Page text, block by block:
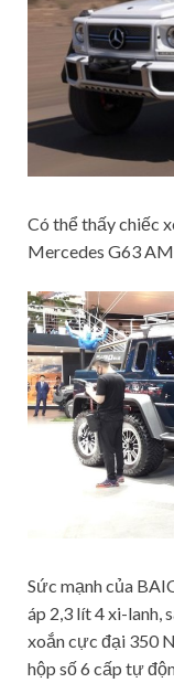
Có thể thấy chiếc
Mercedes G63
Sức mạnh của
áp 2,3 lít 4 xi-lanh,
xoắn cực đại 350
hộp số 6 cấp tự